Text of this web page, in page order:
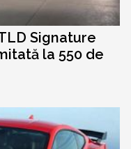
Signature
la 550 de